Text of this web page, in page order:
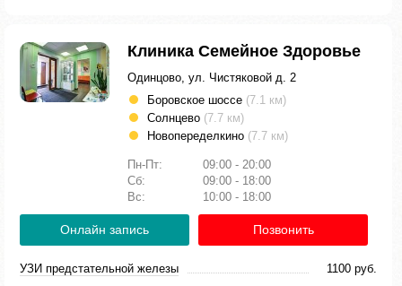
Клиника Семейное Здоровье
Одинцово, ул. Чистяковой д. 2
Боровское шоссе (7.1 км)
Солнцево (7.7 км)
Новопеределкино (7.7 км)
Пн-Пт:
09:00 - 20:00
Сб:
09:00 - 18:00
Вс:
10:00 - 18:00
Онлайн запись Позвонить
УЗИ предстательной железы 1100 руб.